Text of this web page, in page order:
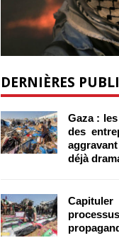
DERNIÈRES
Gaza :
des
déjà